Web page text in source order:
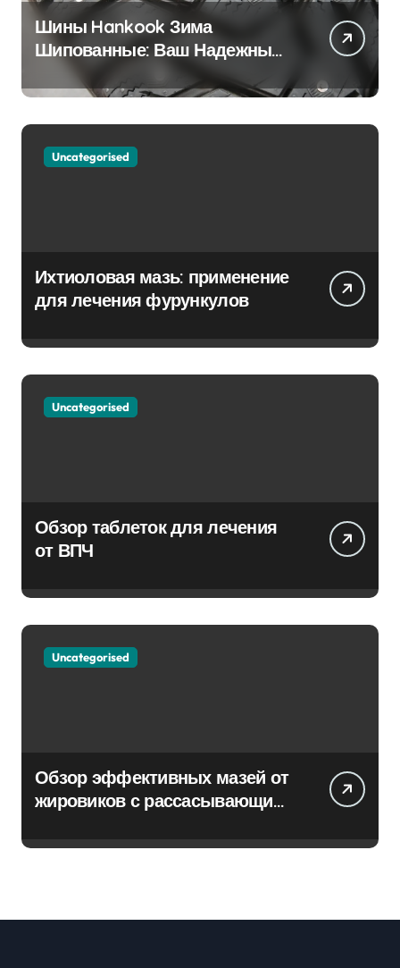
Шины Hankook Зима
Шипованные: Ваш Надежный
Партнёр на Снежных Дорогах
Uncategorised
Ихтиоловая мазь: применение
для лечения фурункулов
Uncategorised
Обзор таблеток для лечения
от ВПЧ
Uncategorised
Обзор эффективных мазей от
жировиков с рассасывающим